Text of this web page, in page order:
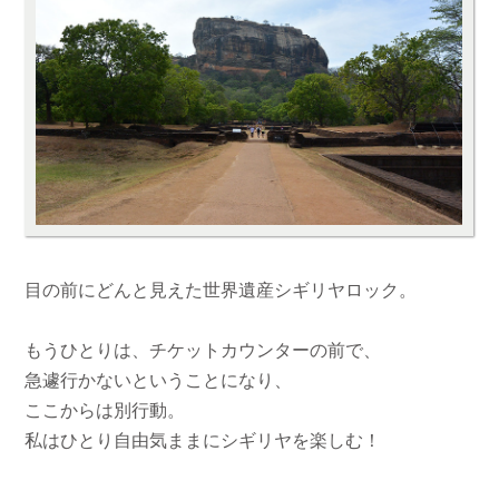
目の前にどんと見えた世界遺産シギリヤロック。
もうひとりは、チケットカウンターの前で、
急遽行かないということになり、
ここからは別行動。
私はひとり自由気ままにシギリヤを楽しむ！